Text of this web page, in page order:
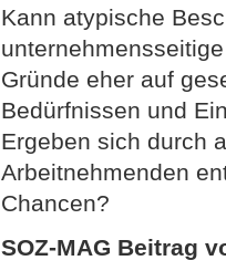
Kann atypische
Gründe eher auf
Bedürfnissen und
Ergeben sich durch
Arbeitnehmenden
Chancen?
SOZ-MAG Beitrag